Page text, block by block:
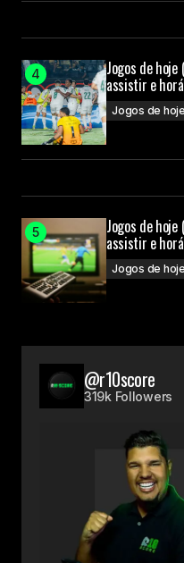
Jogos de
assistir e
Jogos de hoje
Jogos de
assistir e
Jogos de hoje
@r10score
319k Followers